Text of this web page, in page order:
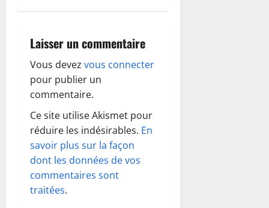
t
i
o
n
d
’
a
Laisser un commentaire
Vous devez vous connecter
pour publier un
commentaire.
Ce site utilise Akismet pour
réduire les indésirables. En
savoir plus sur la façon
dont les données de vos
commentaires sont
traitées.